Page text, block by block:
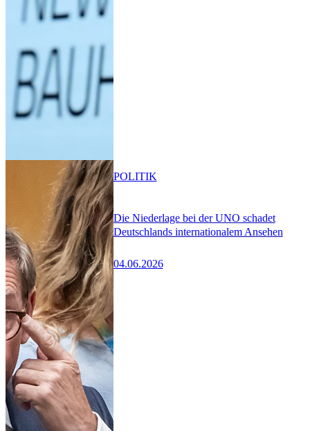
Die Niederlage bei der UNO schadet
Deutschlands internationalem Ansehen
04.06.2026
POLITIK